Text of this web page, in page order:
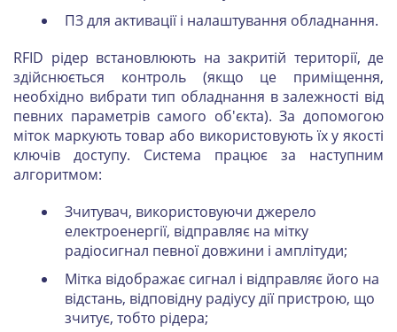
ПЗ для активації і налаштування обладнання.
RFID рідер встановлюють на закритій території, де
здійснюється контроль (якщо це приміщення,
необхідно вибрати тип обладнання в залежності від
певних параметрів самого об'єкта). За допомогою
міток маркують товар або використовують їх у якості
ключів доступу. Система працює за наступним
алгоритмом:
Зчитувач, використовуючи джерело
електроенергії, відправляє на мітку
радіосигнал певної довжини і амплітуди;
Мітка відображає сигнал і відправляє його на
відстань, відповідну радіусу дії пристрою, що
зчитує, тобто рідера;